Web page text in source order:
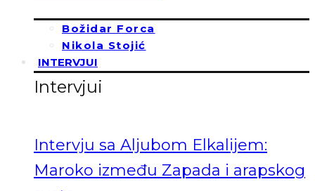
Božidar Forca
Nikola Stojić
INTERVJUI
Intervjui
Intervju sa Aljubom Elkalijem:
Maroko između Zapada i arapskog